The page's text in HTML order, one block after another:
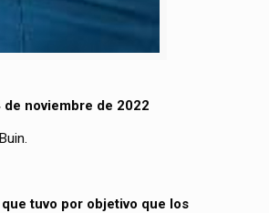
de noviembre de 2022
tuvo por objetivo que los